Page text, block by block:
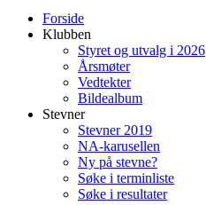
Forside
Klubben
Styret og utvalg i 2026
Årsmøter
Vedtekter
Bildealbum
Stevner
Stevner 2019
NA-karusellen
Ny på stevne?
Søke i terminliste
Søke i resultater